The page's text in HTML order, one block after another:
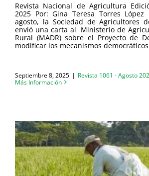
Revista Nacional de Agricultura
2025 Por: Gina Teresa Torres
agosto, la Sociedad de Agricultores
envió una carta al Ministerio de
Rural (MADR) sobre el Proyecto de
modificar los mecanismos
Septiembre 8, 2025 | Revista 1061 - Agosto
Más Información